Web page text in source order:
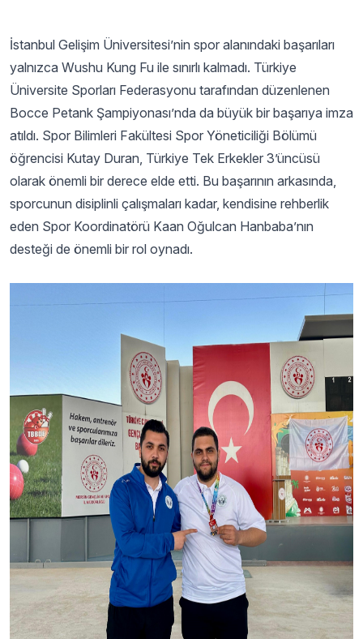
İstanbul Gelişim Üniversitesi’nin spor alanındaki başarıları
yalnızca Wushu Kung Fu ile sınırlı kalmadı. Türkiye
Üniversite Sporları Federasyonu tarafından düzenlenen
Bocce Petank Şampiyonası’nda da büyük bir başarıya imza
atıldı. Spor Bilimleri Fakültesi Spor Yöneticiliği Bölümü
öğrencisi Kutay Duran, Türkiye Tek Erkekler 3’üncüsü
olarak önemli bir derece elde etti. Bu başarının arkasında,
sporcunun disiplinli çalışmaları kadar, kendisine rehberlik
eden Spor Koordinatörü Kaan Oğulcan Hanbaba’nın
desteği de önemli bir rol oynadı.